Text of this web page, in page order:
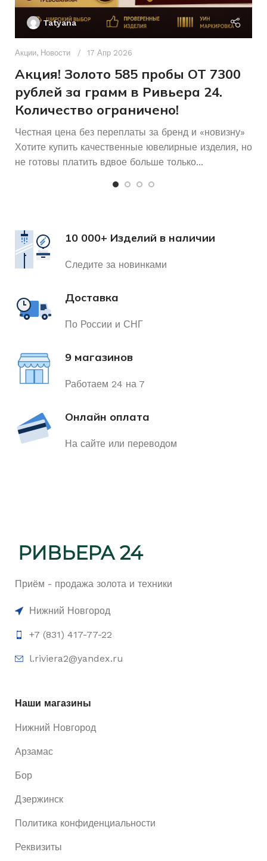
Tatyana
Акции, Новости 17 Апр 2026
Акция! Золото 585 пробы ОТ 7300
рублей за грамм в Ривьера 24.
Количество ограничено!
Честная цена без переплаты за бренд и «новизну»
Хотите купить качественные ювелирные изделия, но
не готовы платить вдвое больше только...
10 000+ Изделий в наличии
Следите за новинками
Доставка
По России и СНГ
9 магазинов
Работаем 24 на 7
Онлайн оплата
На сайте или переводом
Приём - продажа золота и техники
Нижний Новгород
+7 (831) 417-77-22
l.riviera2@yandex.ru
Наши магазины
Нижний Новгород
Арзамас
Бор
Дзержинск
Политика конфиденциальности
Реквизиты